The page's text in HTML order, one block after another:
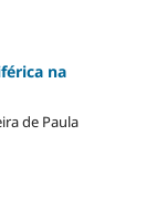
na
de Paula